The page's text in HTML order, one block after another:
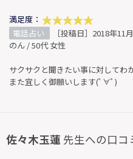
満足度：
電話占い
［投稿日］2018年11
のん / 50代 女性
サクサクと聞きたい事に対してわ
また宜しく御願いします(ﾟ∀ﾟ)
佐々木玉蓮 先生への口コ